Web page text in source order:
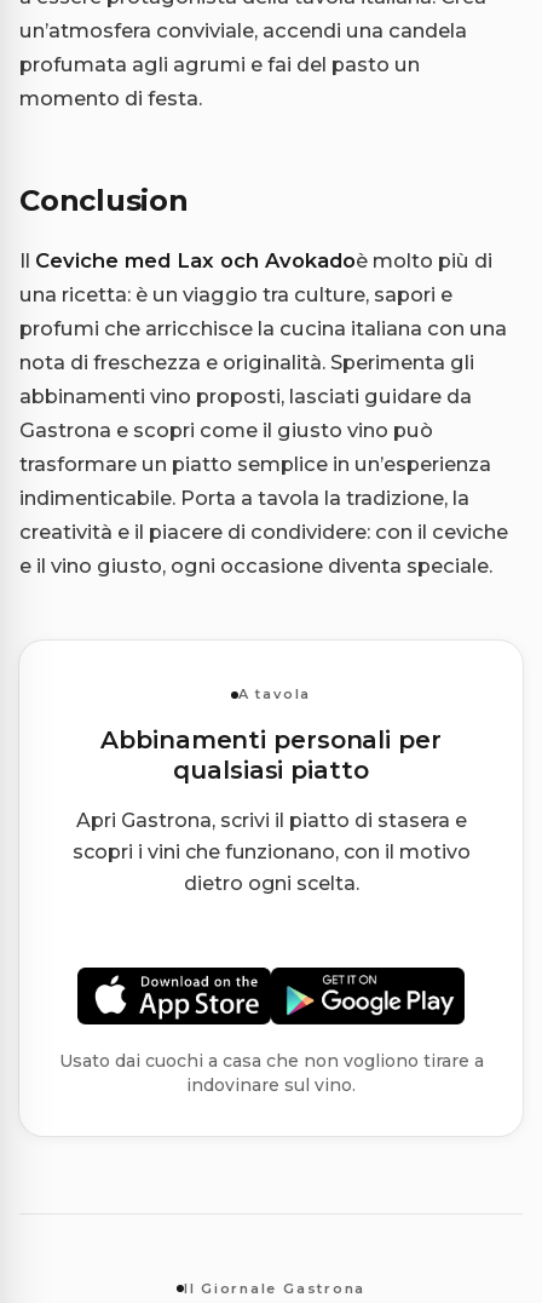
un’atmosfera conviviale, accendi una candela
profumata agli agrumi e fai del pasto un
momento di festa.
Conclusion
Il Ceviche med Lax och Avokadoè molto più di
una ricetta: è un viaggio tra culture, sapori e
profumi che arricchisce la cucina italiana con una
nota di freschezza e originalità. Sperimenta gli
abbinamenti vino proposti, lasciati guidare da
Gastrona e scopri come il giusto vino può
trasformare un piatto semplice in un’esperienza
indimenticabile. Porta a tavola la tradizione, la
creatività e il piacere di condividere: con il ceviche
e il vino giusto, ogni occasione diventa speciale.
A tavola
Abbinamenti personali per
qualsiasi piatto
Apri Gastrona, scrivi il piatto di stasera e
scopri i vini che funzionano, con il motivo
dietro ogni scelta.
Usato dai cuochi a casa che non vogliono tirare a
indovinare sul vino.
Il Giornale Gastrona